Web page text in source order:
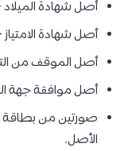
أصل شهادة
أصل شهادة
أصل الموقف من
أصل موافقة جهة
صورتين من
الأصل.